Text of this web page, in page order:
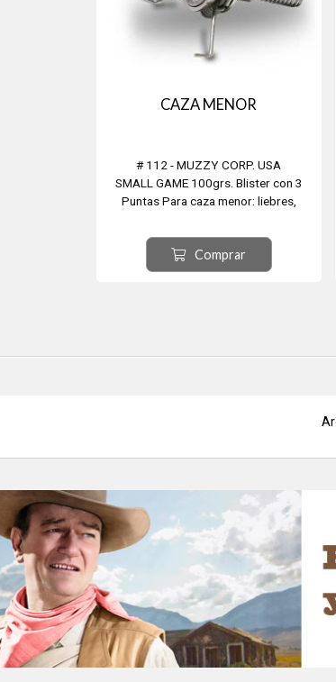
CAZA MENOR
# 112 - MUZZY CORP. USA
SMALL GAME 100grs. Blister con 3
Puntas Para caza menor: liebres,
Comprar